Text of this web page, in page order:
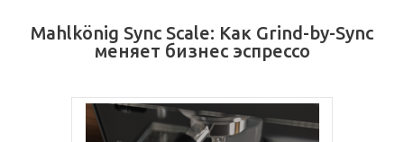
Mahlkönig Sync Scale: Как Grind-by-Sync
меняет бизнес эспрессо